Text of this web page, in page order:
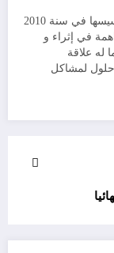
مدونة تقنية يوجد مقرها في المغرب, و قد تم تأسيسها في سنة 2010
في إثراء و
له علاقة
حلول لمشاكل